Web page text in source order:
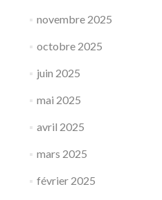
novembre 2025
octobre 2025
juin 2025
mai 2025
avril 2025
mars 2025
février 2025